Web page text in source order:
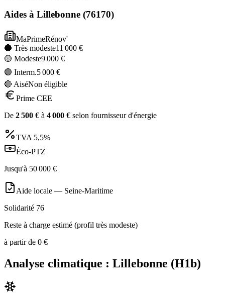
Aides à Lillebonne (76170)
MaPrimeRénov'
🔵 Très modeste11 000 €
🟡 Modeste9 000 €
🟣 Interm.5 000 €
🔴 AiséNon éligible
Prime CEE
De 2 500 € à 4 000 € selon fournisseur d'énergie
TVA 5,5%
Éco-PTZ
Jusqu'à 50 000 €
Aide locale — Seine-Maritime
Solidarité 76
Reste à charge estimé (profil très modeste)
à partir de 0 €
Analyse climatique : Lillebonne (H1b)